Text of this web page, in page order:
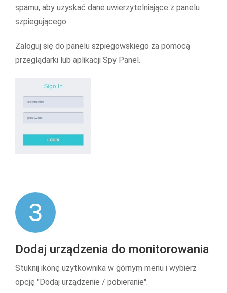
spamu, aby uzyskać dane uwierzytelniające z panelu
szpiegującego.
Zaloguj się do panelu szpiegowskiego za pomocą
przeglądarki lub aplikacji Spy Panel.
3
Dodaj urządzenia do monitorowania
Stuknij ikonę użytkownika w górnym menu i wybierz
opcję "Dodaj urządzenie / pobieranie".